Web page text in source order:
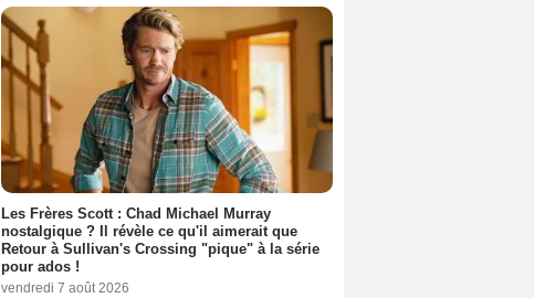
Les Frères Scott : Chad Michael Murray
nostalgique ? Il révèle ce qu'il aimerait que
Retour à Sullivan's Crossing "pique" à la série
pour ados !
vendredi 7 août 2026